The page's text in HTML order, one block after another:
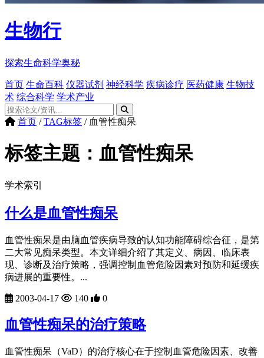
生物行
探索生命科学奥秘
首页 生命百科 仪器试剂 神经科学 疾病诊疗 医药健康 生物技
术 综合科学 学术产业
首页 / TAG标签 / 血管性痴呆
标签主题： 血管性痴呆
学术索引
什么是血管性痴呆
血管性痴呆是由脑血管疾病导致的认知功能障碍综合征，是第
二大常见痴呆类型。本文详细介绍了其定义、病因、临床表
现、诊断及治疗策略，强调控制血管危险因素对预防和延缓疾
病进展的重要性。...
2003-04-17 140 0
血管性痴呆的治疗策略
血管性痴呆（VaD）的治疗核心在于控制血管危险因素、改善